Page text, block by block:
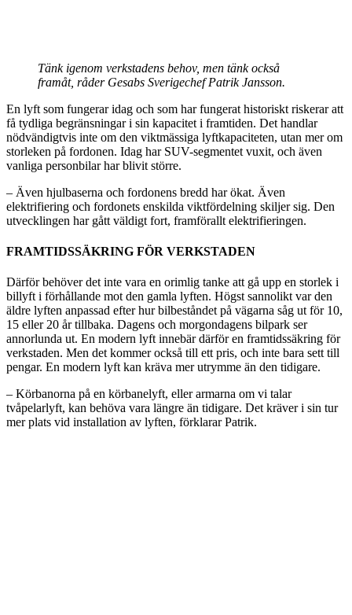
Tänk igenom verkstadens behov, men tänk också
framåt, råder Gesabs Sverigechef Patrik Jansson.
En lyft som fungerar idag och som har fungerat historiskt riskerar att
få tydliga begränsningar i sin kapacitet i framtiden. Det handlar
nödvändigtvis inte om den viktmässiga lyftkapaciteten, utan mer om
storleken på fordonen. Idag har SUV-segmentet vuxit, och även
vanliga personbilar har blivit större.
– Även hjulbaserna och fordonens bredd har ökat. Även
elektrifiering och fordonets enskilda viktfördelning skiljer sig. Den
utvecklingen har gått väldigt fort, framförallt elektrifieringen.
FRAMTIDSSÄKRING FÖR VERKSTADEN
Därför behöver det inte vara en orimlig tanke att gå upp en storlek i
billyft i förhållande mot den gamla lyften. Högst sannolikt var den
äldre lyften anpassad efter hur bilbeståndet på vägarna såg ut för 10,
15 eller 20 år tillbaka. Dagens och morgondagens bilpark ser
annorlunda ut. En modern lyft innebär därför en framtidssäkring för
verkstaden. Men det kommer också till ett pris, och inte bara sett till
pengar. En modern lyft kan kräva mer utrymme än den tidigare.
– Körbanorna på en körbanelyft, eller armarna om vi talar
tvåpelarlyft, kan behöva vara längre än tidigare. Det kräver i sin tur
mer plats vid installation av lyften, förklarar Patrik.